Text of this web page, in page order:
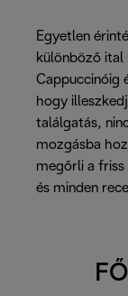
Egyetlen
különböző ital
Cappuccinóig
hogy
találgatás,
mozgásba
megőrli a
és minden